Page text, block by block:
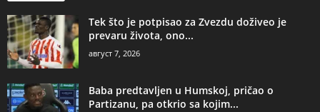
Tek što je potpisao za Zvezdu doživeo je
prevaru života, ono...
август 7, 2026
Baba predtavljen u Humskoj, pričao o
Partizanu, pa otkrio sa kojim...